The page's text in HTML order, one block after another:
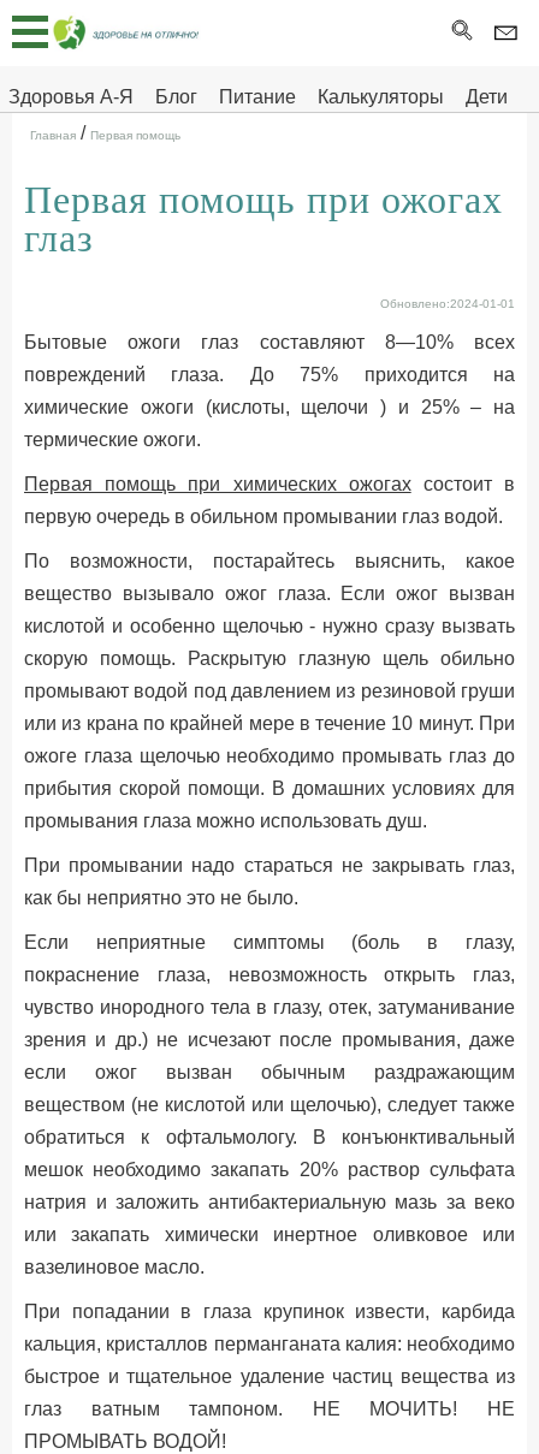
Здоровья А-Я Блог Питание Калькуляторы
Дети
Здоровье на отлично
Главная
Тесты
Про
ДЕТЯМ
Главная / Первая помощь
Первая помощь при ожогах
глаз
Обновлено:2024-01-01
Бытовые ожоги глаз составляют 8—10% всех
повреждений глаза. До 75% приходится на
химические ожоги (кислоты, щелочи ) и 25% – на
термические ожоги.
Первая помощь при химических ожогахсостоит в
первую очередь в обильном промывании глаз водой.
По возможности, постарайтесь выяснить, какое
вещество вызывало ожог глаза. Если ожог вызван
кислотой и особенно щелочью - нужно сразу вызвать
скорую помощь. Раскрытую глазную щель обильно
промывают водой под давлением из резиновой груши
или из крана по крайней мере в течение 10 минут. При
ожоге глаза щелочью необходимо промывать глаз до
прибытия скорой помощи. В домашних условиях для
промывания глаза можно использовать душ.
При промывании надо стараться не закрывать глаз,
как бы неприятно это не было.
Если неприятные симптомы (боль в глазу,
покраснение глаза, невозможность открыть глаз,
чувство инородного тела в глазу, отек, затуманивание
зрения и др.) не исчезают после промывания, даже
если ожог вызван обычным раздражающим
веществом (не кислотой или щелочью), следует также
обратиться к офтальмологу. В конъюнктивальный
мешок необходимо закапать 20% раствор сульфата
натрия и заложить антибактериальную мазь за веко
или закапать химически инертное оливковое или
вазелиновое масло.
При попадании в глаза крупинок извести, карбида
кальция, кристаллов перманганата калия: необходимо
быстрое и тщательное удаление частиц вещества из
глаз ватным тампоном. НЕ МОЧИТЬ! НЕ
ПРОМЫВАТЬ ВОДОЙ!